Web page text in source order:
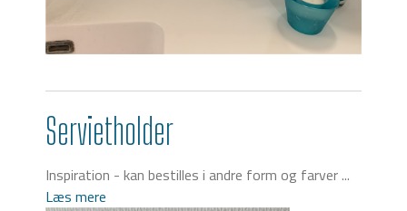
Servietholder
Inspiration - kan bestilles i andre form og farver ...
Læs mere